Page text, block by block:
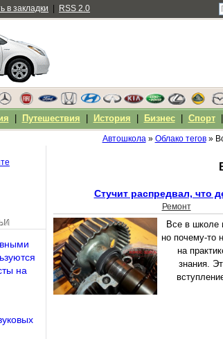
Автошкола» Облако тегов»
Стучит распредвал, что
Ремонт
Все в школе
но почему-то
на
знания.
на
в закладки RSS 2.0
Путешествия История Бизнес| Спорт|